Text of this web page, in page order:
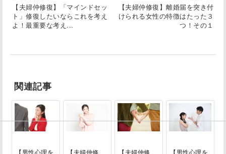
【夫婦仲修復】「マインドセッ
ト」修復したいならこれを考え
よ！最重要な考え...
【夫婦仲修復】離婚届を突き付
けられる女性の特徴はたった３
つ！その１
関連記事
【男性心理を 【夫婦仲修 【夫婦仲修 【男性心理を